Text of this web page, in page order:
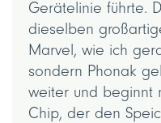
Gerätelinie führte.
dieselben
Marvel, wie ich
sondern Phonak
weiter und beginnt
Chip, der den